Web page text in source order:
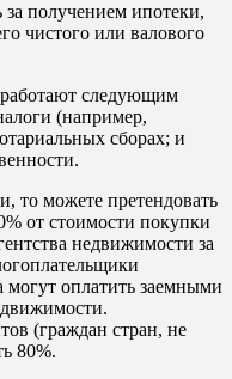
получением ипотеки,
чистого или валового
следующим
(например,
сборах; и
то можете претендовать
от стоимости покупки
недвижимости за
оплатить заемными
(граждан стран, не
80%.